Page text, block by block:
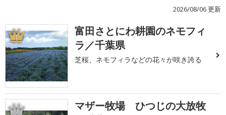
2026/08/06 更新
1
富田さとにわ耕園のネモフィ
ラ／千葉県
芝桜、ネモフィラなどの花々が咲き誇る
2
マザー牧場 ひつじの大放牧